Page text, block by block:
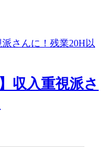
収入重視派さ